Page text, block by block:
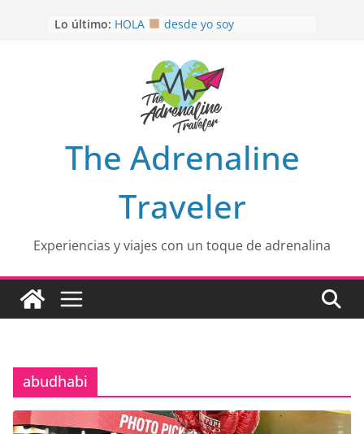
Lo último: HOLA
desde yo soy
EL SENDERO DEL CACAO: Excelente
opción
HOSPEDAJE AL NATURALSHH !!
OTRA PERSPECTIVA de RÍO EL
MULITO!
The Adrenaline
Traveler
Experiencias y viajes con un toque de adrenalina
abudhabi